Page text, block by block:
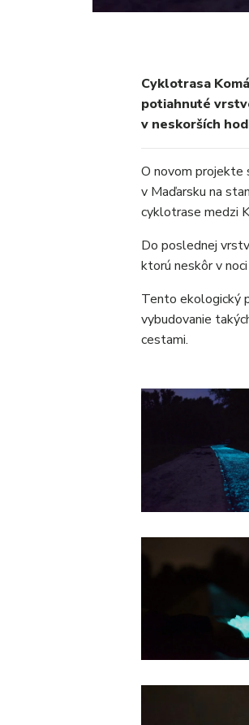
Cyklotrasa
potiahnuté
v neskorších
O novom projekte
v Maďarsku na
cyklotrase medzi
Do poslednej
ktorú neskôr v
Tento ekologický
vybudovanie
cestami.